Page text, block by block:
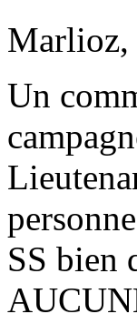
Marlioz,
Un commissariat de la Geheim Feldpolizei (police secrète de campagne)rataché à l'armée les grades sont particulies ex Lieutenant FELPOLIZEISEZKRETAR, pour VIERZON ces personnes ont des grades qui seront identiques a ceux de la SS bien qu'il faudrait tenir compte de la difference de statut. AUCUNE. Le Bundesgrenzschutz (BGS), l'Office fédéral de police criminelle (BKA) et le GSG 9 sont sous l'autorité de celle-ci. Elle les conseille, les appuie ou les remplace dans certains cas. 5 juil. Cet article a pour ambition d’étudier l’évolution simultanée des agences de police et des forces armées en Allemagne et d’analyser le nouvel ordonnancement de la coercition ainsi produit, à partir des enquêtes menées dans ce pays depuis la fin des années 1990. Dès 1950, alors que le SED – Parti Socialiste Unifié - s'est arrogé tous les pouvoirs, le Ministère de la Sécurité d'Etat – mieux connu sous le nom de Stasi - voit le jour. Les grades de la Heer INSIGNES DE GRADES DE LA TROUPE. selon les recommandations des projets correspondants. 1.2 Sous-officiers et hommes du rang de l'Armée de terre allemande; 2 Marine (Allemand: Deutsche Marine) 2.1 Officiers de la Marine allemande; 2.2 Sous-officiers et marins de la Marine allemande; 3 Armée de l'air (Allemand: Luftwaffe) 3.1 Officiers de l'Armée de l'air allemande; 3.2 Sous-officiers et hommes du rang de l'Armée de l'air